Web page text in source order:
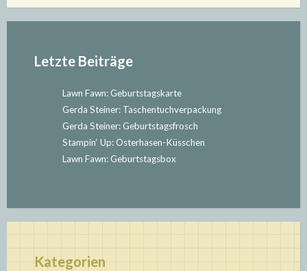
Letzte Beiträge
Lawn Fawn: Geburtstagskarte
Gerda Steiner: Taschentuchverpackung
Gerda Steiner: Geburtstagsfrosch
Stampin‘ Up: Osterhasen-Küsschen
Lawn Fawn: Geburtstagsbox
Kategorien